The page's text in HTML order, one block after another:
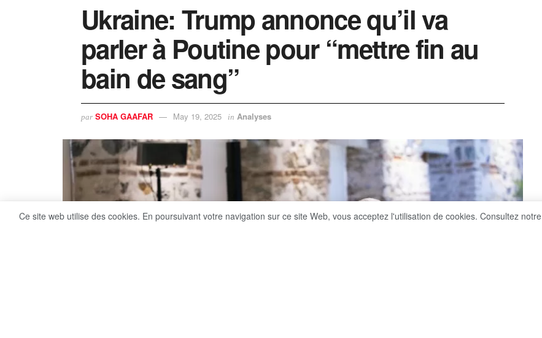
Ukraine: Trump annonce qu’il va
parler à Poutine pour “mettre fin au
bain de sang”
par SOHA GAAFAR May 19, 2025 in Analyses
Ce site web utilise des cookies. En poursuivant votre navigation sur ce site Web, vous acceptez l'utilisation de cookies. Consultez notre